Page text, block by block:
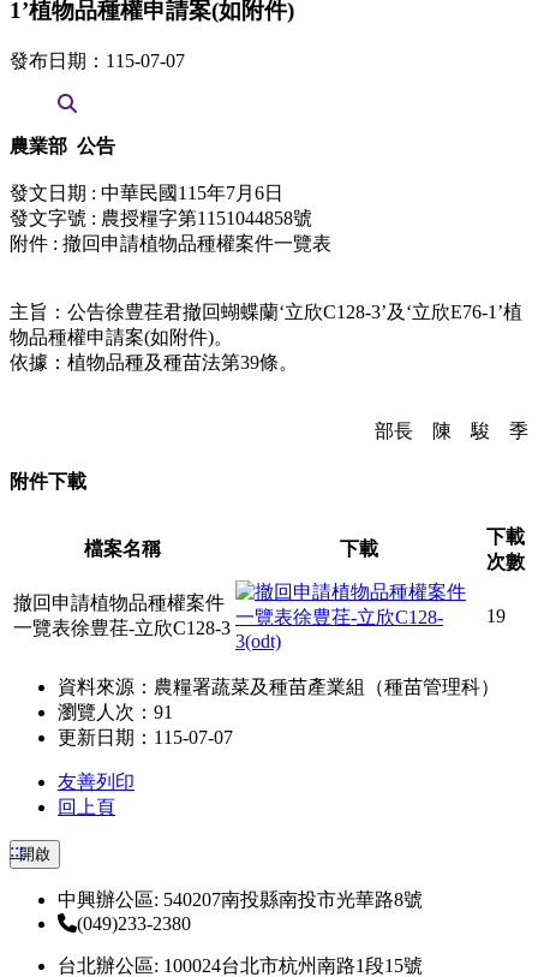
1’植物品種權申請案(如附件)
發布日期：115-07-07
農業部 公告
發文日期 : 中華民國115年7月6日
發文字號 : 農授糧字第1151044858號
附件 : 撤回申請植物品種權案件一覽表
主旨：公告徐豊荏君撤回蝴蝶蘭‘立欣C128-3’及‘立欣E76-1’植
物品種權申請案(如附件)。
依據：植物品種及種苗法第39條。
部長 陳 駿 季
附件下載
檔案名稱 下載
下載
次數
撤回申請植物品種權案件
一覽表徐豊荏-立欣C128-3
19
資料來源：農糧署蔬菜及種苗產業組（種苗管理科）
瀏覽人次：91
更新日期：115-07-07
友善列印
回上頁
:::開啟
中興辦公區: 540207南投縣南投市光華路8號
(049)233-2380
台北辦公區: 100024台北市杭州南路1段15號